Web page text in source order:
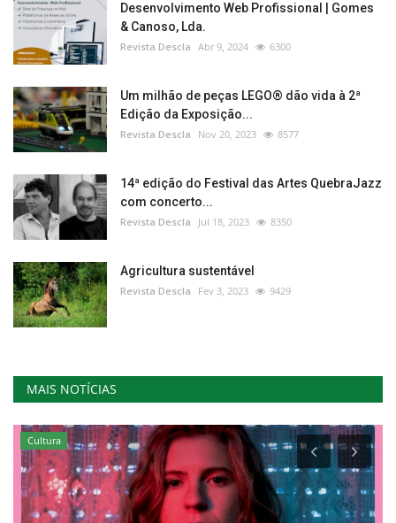
Desenvolvimento Web Profissional | Gomes
& Canoso, Lda.
Revista Descla Abr 9, 2024 6300
Um milhão de peças LEGO® dão vida à 2ª
Edição da Exposição...
Revista Descla Nov 20, 2023 8577
14ª edição do Festival das Artes QuebraJazz
com concerto...
Revista Descla Jul 18, 2023 8350
Agricultura sustentável
Revista Descla Fev 3, 2023 9429
MAIS NOTÍCIAS
Cultura